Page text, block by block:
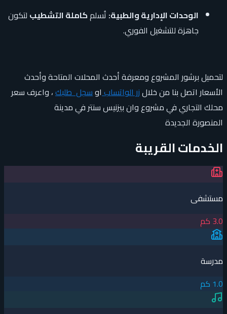
الوحدات الإدارية والطبية: تُسلمكاملة التشطيب لتكون
جاهزة للتشغيل الفوري.
لتحميل برشور المشروع ومعرفة أحدث المحلات المتاحة وأحدث
الأسعار اتصل بنا من خلالزر الواتساب اوسجل طلبك، واعرف سعر
محلك التجاري في مشروع وان بيزنيس سنتر في مدينة
المنصورة الجديدة
الخدمات القريبة
مستشفى
3.0 كم
مدرسة
1.0 كم